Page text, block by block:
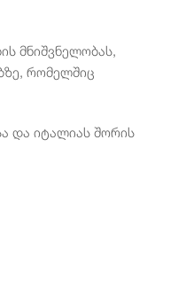
მნიშვნელობას,
რომელშიც
და იტალიას შორის